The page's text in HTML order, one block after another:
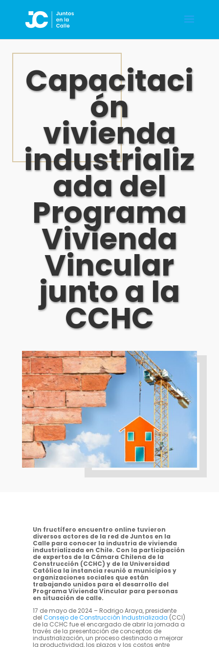
Capacitaci
ón
vivienda
industrializ
ada del
Programa
Vivienda
Vincular
junto a la
CCHC
Un fructífero encuentro online tuvieron
diversos actores de la red de Juntos en la
Calle para conocer la industria de vivienda
industrializada en Chile. Con la participación
de expertos de la Cámara Chilena de la
Construcción (CCHC) y de la Universidad
Católica la instancia reunió a municipios y
organizaciones sociales que están
trabajando unidos para el desarrollo del
Programa Vivienda Vincular para personas
en situación de calle.
17 de mayo de 2024 – Rodrigo Araya, presidente
delConsejo de Construcción Industrializada (CCI)
de la CCHC fue el encargado de abrir la jornada a
través de la presentación de conceptos de
industrialización, un proceso destinado a mejorar
la productividad, los plazos y los costos entre